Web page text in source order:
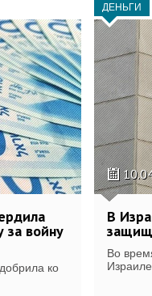
за войну
ко
ДЕНЬГИ
В
Во